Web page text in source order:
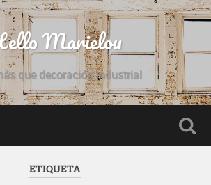
Marielou
que decoración industrial
ETIQUETA